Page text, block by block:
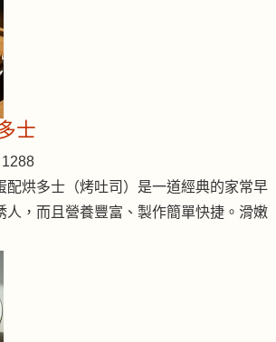
士
配烘多士（烤吐司）是一道經典的家常早
人，而且營養豐富、製作簡單快捷。滑嫩